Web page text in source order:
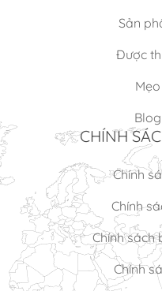
Sản
Được
CHÍNH
Chính
Chính
Chính sách
Chính